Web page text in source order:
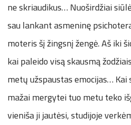
ne skriaudikus… Nuoširdžiai
sau lankant asmeninę
moteris šį žingsnį žengė. Aš iki
kai paleido visą skausmą
metų užspaustas emocijas…
mažai mergytei tuo metu teko
vieniša ji jautėsi, studijoje